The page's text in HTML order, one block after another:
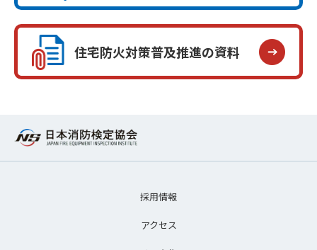
住宅防火対策普及推進の資料
採用情報
アクセス